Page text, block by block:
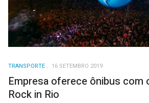
TRANSPORTE 16 SETEMBRO 2019
Empresa oferece ônibus com
Rock in Rio